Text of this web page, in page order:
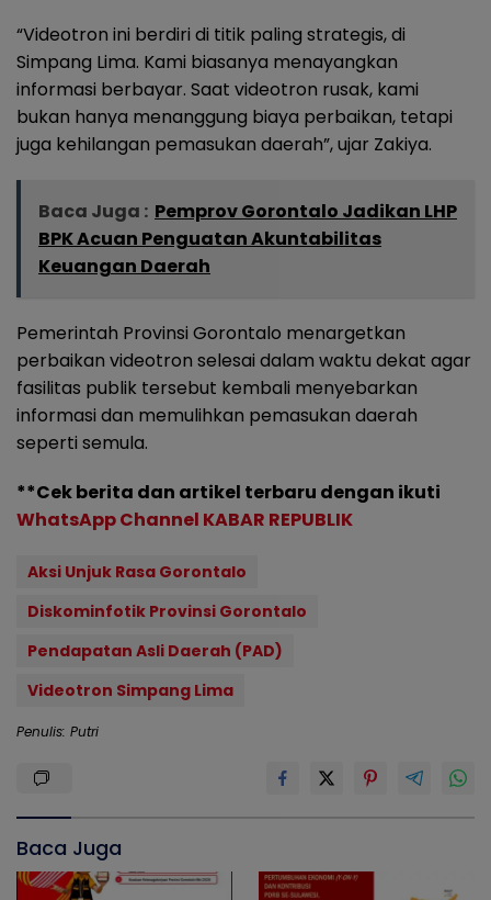
“Videotron ini berdiri di titik paling strategis, di
Simpang Lima. Kami biasanya menayangkan
informasi berbayar. Saat videotron rusak, kami
bukan hanya menanggung biaya perbaikan, tetapi
juga kehilangan pemasukan daerah”, ujar Zakiya.
Baca Juga : Pemprov Gorontalo Jadikan LHP
BPK Acuan Penguatan Akuntabilitas
Keuangan Daerah
Pemerintah Provinsi Gorontalo menargetkan
perbaikan videotron selesai dalam waktu dekat agar
fasilitas publik tersebut kembali menyebarkan
informasi dan memulihkan pemasukan daerah
seperti semula.
**Cek berita dan artikel terbaru dengan ikuti
WhatsApp Channel KABAR REPUBLIK
Aksi Unjuk Rasa Gorontalo
Diskominfotik Provinsi Gorontalo
Pendapatan Asli Daerah (PAD)
Videotron Simpang Lima
Penulis: Putri
Baca Juga